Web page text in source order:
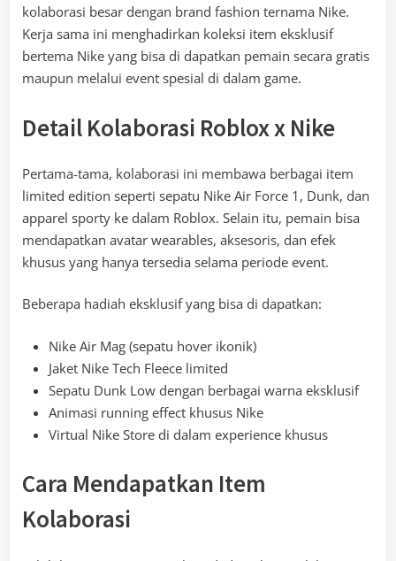
kolaborasi besar dengan brand fashion ternama Nike.
Kerja sama ini menghadirkan koleksi item eksklusif
bertema Nike yang bisa di dapatkan pemain secara gratis
maupun melalui event spesial di dalam game.
Detail Kolaborasi Roblox x Nike
Pertama-tama, kolaborasi ini membawa berbagai item
limited edition seperti sepatu Nike Air Force 1, Dunk, dan
apparel sporty ke dalam Roblox. Selain itu, pemain bisa
mendapatkan avatar wearables, aksesoris, dan efek
khusus yang hanya tersedia selama periode event.
Beberapa hadiah eksklusif yang bisa di dapatkan:
Nike Air Mag (sepatu hover ikonik)
Jaket Nike Tech Fleece limited
Sepatu Dunk Low dengan berbagai warna eksklusif
Animasi running effect khusus Nike
Virtual Nike Store di dalam experience khusus
Cara Mendapatkan Item
Kolaborasi